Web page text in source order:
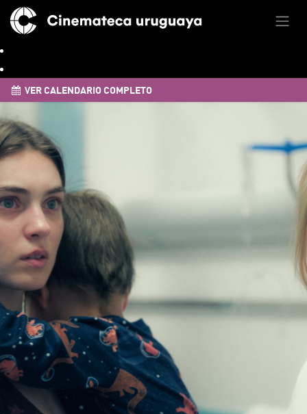
VER CALENDARIO COMPLETO